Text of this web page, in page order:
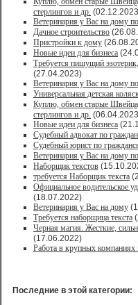
стерлингов и др.
Ветеринария у Вас на дому
Дачное строительство
Пристройки к дому
Новые идеи для бизнеса
Требуется пишущий
(27.04.2023)
Ветеринария у Вас на дому
Универсальная детская
Куплю, обмен старые
стерлингов и др.
Новые идеи для бизнеса
Судебный адвокат по
Судебный юрист по
Ветеринария у Вас на дому
Наборщик текстов
требуется Наборщик текста
Официальное водительское
(18.07.2022)
Ветеринария у Вас на дому
Требуется наборщица текста
Черная магия. Жесткие,
(17.06.2022)
Работа в крупных компаниях
Последние в этой категории: